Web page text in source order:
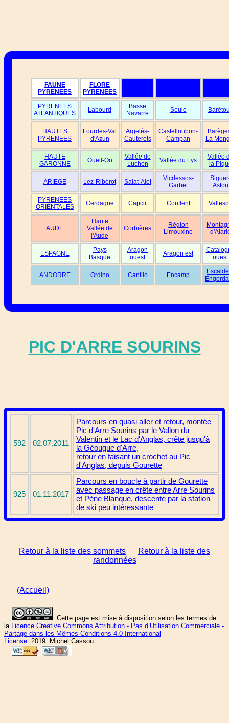
FAUNE
PYRENEES
FLORE
PYRENEES
PYRENEES
ATLANTIQUES
Labourd
Basse
Navarre
Soule
HAUTES
PYRENEES
Lourdes-Val
d'Azun
Argelès-
Cauterets
Castelloubon-
Campan
La
HAUTE
GARONNE
Oueil-Oo
Vallée de
Luchon
Vallée du Lys
Vallée
la
ARIEGE Lez-Ribérot Salat-Alet
Vicdessos-
Garbet
Aston
PYRENEES
ORIENTALES
Cerdagne Capcir Conflent
AUDE
Haute
Vallée de
l'Aude
Corbières
Région
Limouxine
ESPAGNE
Pays
Basque
Aragon
ouest
Aragon est
ouest
ANDORRE Ordino Canillo Encamp
PIC D'ARRE SOURINS
592 02.07.2011
Parcours en quasi aller et retour, montée
Pic d'Arre Sourins par le Vallon du
Valentin et le Lac d'Anglas, crête jusqu'à
la Géougue d'Arre,
retour en faisant un crochet au Pic
d'Anglas, depuis Gourette
925 01.11.2017
Parcours en boucle à partir de Gourette
avec passage en crête entre Arre Sourins
et Pène Blanque, descente par la station
de ski peu intéressante
Retour à la liste des sommets
Retour à la liste des
randonnées
(Accueil)
Cette page est mise à disposition selon les termes de
la Licence Creative Commons Attribution - Pas d’Utilisation Commerciale -
Partage dans les Mêmes Conditions 4.0 International
License 2019 Michel Cassou